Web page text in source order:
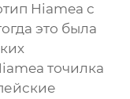
Hiamea с
это была
точилка